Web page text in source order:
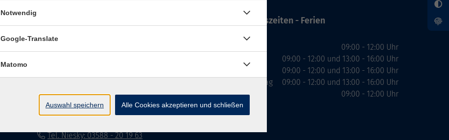
info@vhs-dle.de
Tel. Löbau: 03585 - 41 77 442
Tel. Zittau: 03585 - 41 77 448
Tel. Niesky: 03588 - 20 19 63
Öffnungszeiten - Ferien
Donnerstag
Freitag
09:00 - 12:00 Uhr
09:00 - 12:00 und 13:00 - 16:00 Uhr
09:00 - 12:00 und 13:00 - 16:00 Uhr
09:00 - 12:00 und 13:00 - 16:00 Uhr
09:00 - 12:00 Uhr
Notwendig
Google-Translate
Matomo
Auswahl speichern Alle Cookies akzeptieren und schließen